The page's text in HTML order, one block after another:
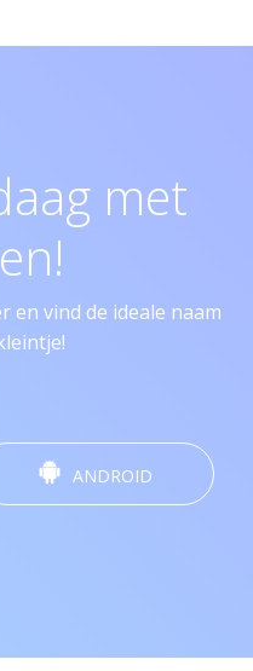
met
en vind de ideale naam
ANDROID